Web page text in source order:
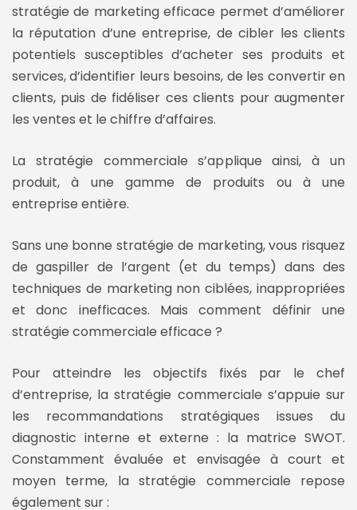
stratégie de marketing efficace permet d’améliorer
la réputation d’une entreprise, de cibler les clients
potentiels susceptibles d’acheter ses produits et
services, d’identifier leurs besoins, de les convertir en
clients, puis de fidéliser ces clients pour augmenter
les ventes et le chiffre d’affaires.
La stratégie commerciale s’applique ainsi, à un
produit, à une gamme de produits ou à une
entreprise entière.
Sans une bonne stratégie de marketing, vous risquez
de gaspiller de l’argent (et du temps) dans des
techniques de marketing non ciblées, inappropriées
et donc inefficaces. Mais comment définir une
stratégie commerciale efficace ?
Pour atteindre les objectifs fixés par le chef
d’entreprise, la stratégie commerciale s’appuie sur
les recommandations stratégiques issues du
diagnostic interne et externe : la matrice SWOT.
Constamment évaluée et envisagée à court et
moyen terme, la stratégie commerciale repose
également sur :